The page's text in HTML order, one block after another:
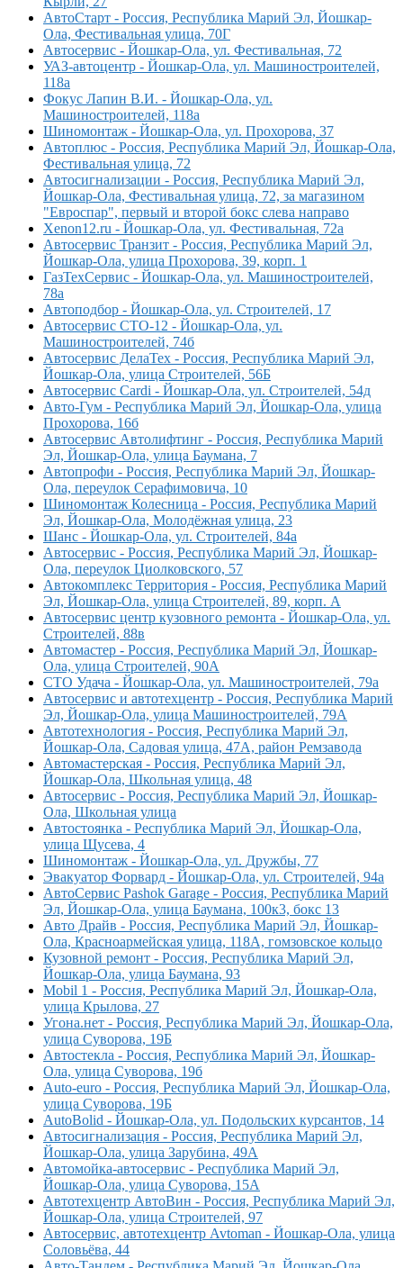
АвтоСтарт - Россия, Республика Марий Эл, Йошкар-
Ола, Фестивальная улица, 70Г
Автосервис - Йошкар-Ола, ул. Фестивальная, 72
УАЗ-автоцентр - Йошкар-Ола, ул. Машиностроителей,
118а
Фокус Лапин В.И. - Йошкар-Ола, ул.
Машиностроителей, 118а
Шиномонтаж - Йошкар-Ола, ул. Прохорова, 37
Автоплюс - Россия, Республика Марий Эл, Йошкар-Ола,
Фестивальная улица, 72
Автосигнализации - Россия, Республика Марий Эл,
Йошкар-Ола, Фестивальная улица, 72, за магазином
"Евроспар", первый и второй бокс слева направо
Xenon12.ru - Йошкар-Ола, ул. Фестивальная, 72а
Автосервис Транзит - Россия, Республика Марий Эл,
Йошкар-Ола, улица Прохорова, 39, корп. 1
ГазТехСервис - Йошкар-Ола, ул. Машиностроителей,
78а
Автоподбор - Йошкар-Ола, ул. Строителей, 17
Автосервис СТО-12 - Йошкар-Ола, ул.
Машиностроителей, 74б
Автосервис ДелаТех - Россия, Республика Марий Эл,
Йошкар-Ола, улица Строителей, 56Б
Автосервис Cardi - Йошкар-Ола, ул. Строителей, 54д
Авто-Гум - Республика Марий Эл, Йошкар-Ола, улица
Прохорова, 16б
Автосервис Автолифтинг - Россия, Республика Марий
Эл, Йошкар-Ола, улица Баумана, 7
Автопрофи - Россия, Республика Марий Эл, Йошкар-
Ола, переулок Серафимовича, 10
Шиномонтаж Колесница - Россия, Республика Марий
Эл, Йошкар-Ола, Молодёжная улица, 23
Шанс - Йошкар-Ола, ул. Строителей, 84а
Автосервис - Россия, Республика Марий Эл, Йошкар-
Ола, переулок Циолковского, 57
Автокомплекс Территория - Россия, Республика Марий
Эл, Йошкар-Ола, улица Строителей, 89, корп. А
Автосервис центр кузовного ремонта - Йошкар-Ола, ул.
Строителей, 88в
Автомастер - Россия, Республика Марий Эл, Йошкар-
Ола, улица Строителей, 90А
СТО Удача - Йошкар-Ола, ул. Машиностроителей, 79а
Автосервис и автотехцентр - Россия, Республика Марий
Эл, Йошкар-Ола, улица Машиностроителей, 79А
Автотехнология - Россия, Республика Марий Эл,
Йошкар-Ола, Садовая улица, 47А, район Ремзавода
Автомастерская - Россия, Республика Марий Эл,
Йошкар-Ола, Школьная улица, 48
Автосервис - Россия, Республика Марий Эл, Йошкар-
Ола, Школьная улица
Автостоянка - Республика Марий Эл, Йошкар-Ола,
улица Щусева, 4
Шиномонтаж - Йошкар-Ола, ул. Дружбы, 77
Эвакуатор Форвард - Йошкар-Ола, ул. Строителей, 94а
АвтоСервис Pashok Garage - Россия, Республика Марий
Эл, Йошкар-Ола, улица Баумана, 100к3, бокс 13
Авто Драйв - Россия, Республика Марий Эл, Йошкар-
Ола, Красноармейская улица, 118А, гомзовское кольцо
Кузовной ремонт - Россия, Республика Марий Эл,
Йошкар-Ола, улица Баумана, 93
Mobil 1 - Россия, Республика Марий Эл, Йошкар-Ола,
улица Крылова, 27
Угона.нет - Россия, Республика Марий Эл, Йошкар-Ола,
улица Суворова, 19Б
Автостекла - Россия, Республика Марий Эл, Йошкар-
Ола, улица Суворова, 19б
Auto-euro - Россия, Республика Марий Эл, Йошкар-Ола,
улица Суворова, 19Б
AutoBolid - Йошкар-Ола, ул. Подольских курсантов, 14
Автосигнализация - Россия, Республика Марий Эл,
Йошкар-Ола, улица Зарубина, 49А
Автомойка-автосервис - Республика Марий Эл,
Йошкар-Ола, улица Суворова, 15А
Автотехцентр АвтоВин - Россия, Республика Марий Эл,
Йошкар-Ола, улица Строителей, 97
Автосервис, автотехцентр Avtoman - Йошкар-Ола, улица
Соловьёва, 44